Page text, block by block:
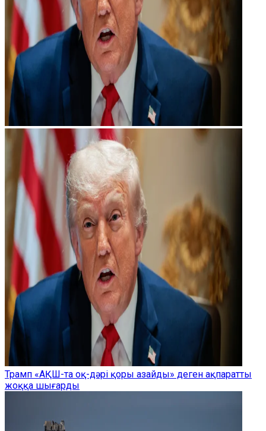
Трамп «АҚШ-та оқ-дәрі қоры азайды» деген ақпаратты
жоққа шығарды